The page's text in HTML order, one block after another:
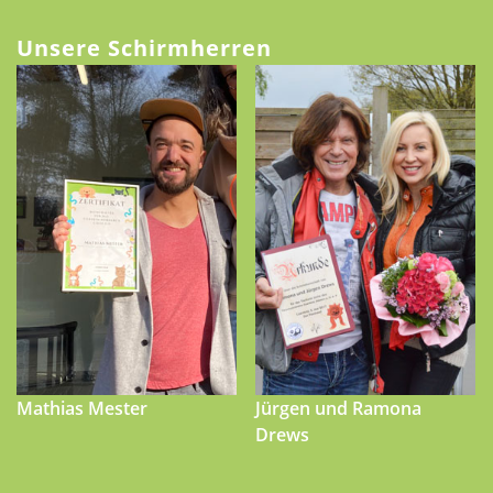
Unsere Schirmherren
Mathias Mester
Jürgen und Ramona
Drews